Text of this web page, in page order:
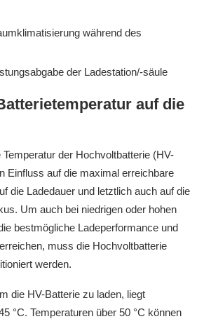
während des
der Ladestation/-säule
auf die
der Hochvoltbatterie (HV-
Einfluss auf die maximal erreichbare
die Ladedauer und letztlich auch auf die
Um auch bei niedrigen oder hohen
bestmögliche Ladeperformance und
muss die Hochvoltbatterie
werden.
die HV-Batterie zu laden, liegt
°C. Temperaturen über 50 °C können